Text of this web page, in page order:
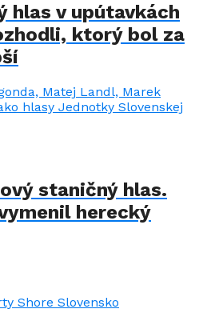
hlas v upútavkách
ktorý bol za
staničný hlas.
herecký